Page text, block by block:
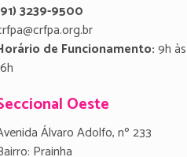
3239-9500
de Funcionamento:9h às
Oeste
Álvaro Adolfo, nº 233
Prainha